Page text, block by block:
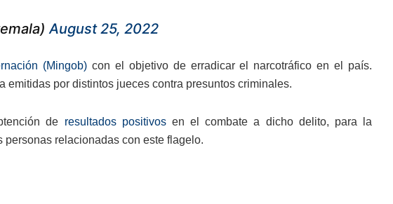
August 25, 2022
(Mingob) con el objetivo de erradicar el narcotráfico en el país.
por distintos jueces contra presuntos criminales.
de resultados positivosen el combate a dicho delito, para la
relacionadas con este flagelo.